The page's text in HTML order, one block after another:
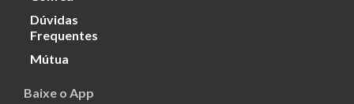
Dúvidas
Frequentes
Mútua
Baixe o App